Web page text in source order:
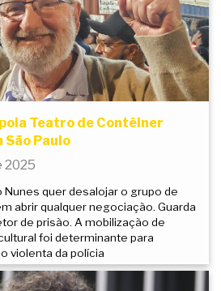
Teatro de Contêiner
São Paulo
2025
Nunes quer desalojar o grupo de
abrir qualquer negociação. Guarda
de prisão. A mobilização de
foi determinante para
violenta da polícia